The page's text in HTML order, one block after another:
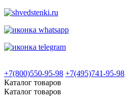
+7(800)550-95-98 +7(495)741-95-98
Каталог товаров
Каталог товаров